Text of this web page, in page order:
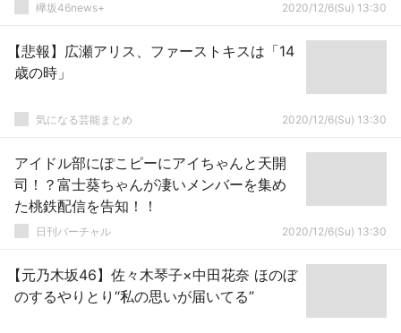
欅坂46news+ 2020/12/6(Su) 13:30
【悲報】広瀬アリス、ファーストキスは「14
歳の時」
気になる芸能まとめ 2020/12/6(Su) 13:30
アイドル部にぽこピーにアイちゃんと天開
司！？富士葵ちゃんが凄いメンバーを集め
た桃鉄配信を告知！！
日刊バーチャル 2020/12/6(Su) 13:30
【元乃木坂46】佐々木琴子×中田花奈 ほのぼ
のするやりとり“私の思いが届いてる”